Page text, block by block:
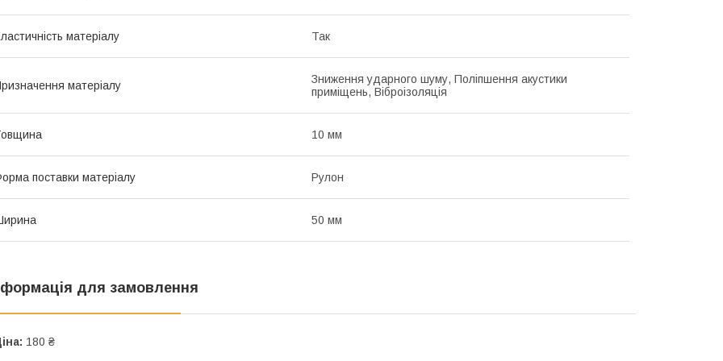
матеріалу Так
матеріалу
Зниження ударного шуму, Поліпшення акустики
приміщень, Віброізоляція
10 мм
поставки матеріалу Рулон
50 мм
для замовлення
180 ₴